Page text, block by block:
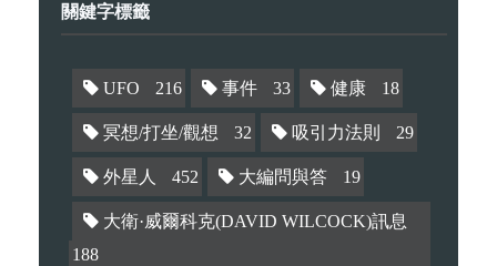
關鍵字標籤
UFO 216 事件 33 健康 18
冥想/打坐/觀想 32 吸引力法則 29
外星人 452 大編問與答 19
大衛·威爾科克(DAVID WILCOCK)訊息
188